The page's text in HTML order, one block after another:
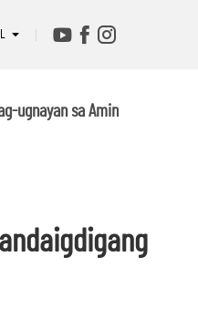
ugnayan sa Amin